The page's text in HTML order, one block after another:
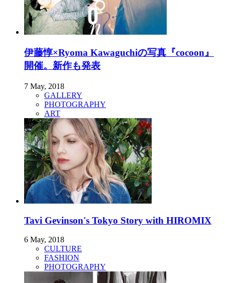
伊藤惇×Ryoma Kawaguchiの写真『cocoon』
開催。新作も発表
7 May, 2018
GALLERY
PHOTOGRAPHY
ART
Tavi Gevinson's Tokyo Story with HIROMIX
6 May, 2018
CULTURE
FASHION
PHOTOGRAPHY